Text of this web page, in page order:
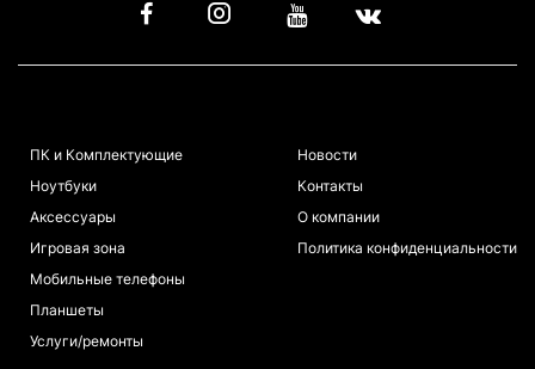
ПК и Комплектующие
Ноутбуки
Аксессуары
Игровая зона
Мобильные телефоны
Планшеты
Услуги/ремонты
Новости
Контакты
О компании
Политика конфиденциальности